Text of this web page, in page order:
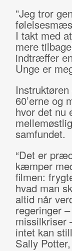
”Jeg tror
I takt med
mere
indtræffer
Unge er
60’erne og
hvor det nu
samfundet.
“Det er
kæmper
filmen:
hvad man
altid når
regeringer
missilkriser
intet kan
Sally Potter,